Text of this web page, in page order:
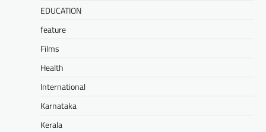
EDUCATION
feature
Films
Health
International
Karnataka
Kerala